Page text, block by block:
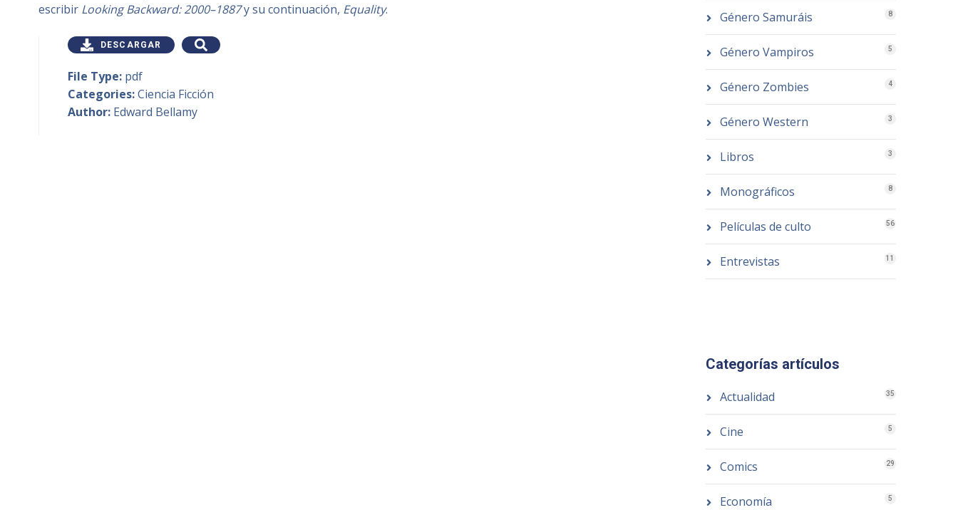
escribir Looking Backward: 2000–1887y su continuación, Equality.
DESCARGAR
File Type: pdf
Categories:Ciencia Ficción
Author: Edward Bellamy
Género Samuráis 8
Género Vampiros 5
Género Zombies 4
Género Western 3
Libros 3
Monográficos 8
Películas de culto 56
Entrevistas 11
Categorías artículos
Actualidad 35
Cine 5
Comics 29
Economía 5